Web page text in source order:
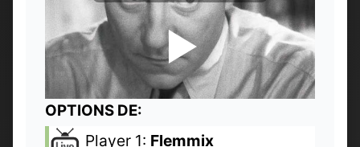
OPTIONS DE:
Player 1: Flemmix